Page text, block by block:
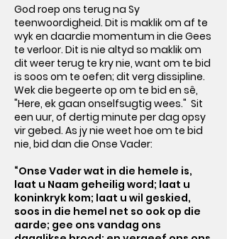
God roep ons terug na Sy
teenwoordigheid. Dit is maklik om af te
wyk en daardie momentum in die Gees
te verloor. Dit is nie altyd so maklik om
dit weer terug te kry nie, want om te bid
is soos om te oefen; dit verg dissipline.
Wek die begeerte op om te bid en sê,
"Here, ek gaan onselfsugtig wees." Sit
een uur, of dertig minute per dag opsy
vir gebed. As jy nie weet hoe om te bid
nie, bid dan die Onse Vader:
“Onse Vader wat in die hemele is,
laat u Naam geheilig word; laat u
koninkryk kom; laat u wil geskied,
soos in die hemel net so ook op die
aarde; gee ons vandag ons